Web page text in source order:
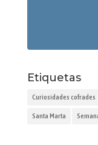
Etiquetas
Curiosidades cofrades
Santa Marta